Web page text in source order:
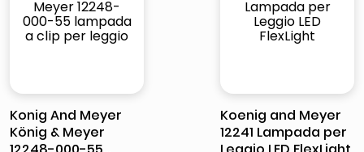
Konig And Meyer
König & Meyer
Koenig and Meyer
12241 Lampada per